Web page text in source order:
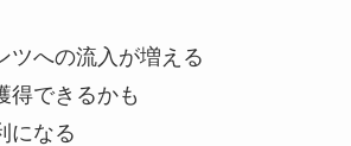
ツへの流入が増える
得できるかも
になる